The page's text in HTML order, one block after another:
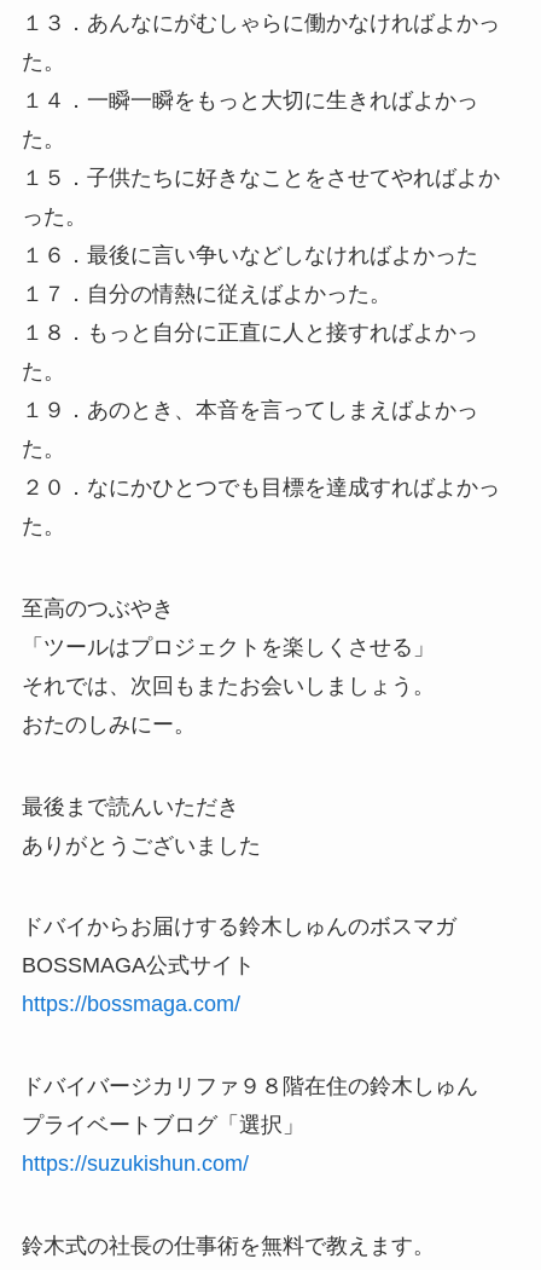
１３．あんなにがむしゃらに働かなければよかっ
た。
１４．一瞬一瞬をもっと大切に生きればよかっ
た。
１５．子供たちに好きなことをさせてやればよか
った。
１６．最後に言い争いなどしなければよかった
１７．自分の情熱に従えばよかった。
１８．もっと自分に正直に人と接すればよかっ
た。
１９．あのとき、本音を言ってしまえばよかっ
た。
２０．なにかひとつでも目標を達成すればよかっ
た。
至高のつぶやき
「ツールはプロジェクトを楽しくさせる」
それでは、次回もまたお会いしましょう。
おたのしみにー。
最後まで読んいただき
ありがとうございました
ドバイからお届けする鈴木しゅんのボスマガ
BOSSMAGA公式サイト
https://bossmaga.com/
ドバイバージカリファ９８階在住の鈴木しゅん
プライベートブログ「選択」
https://suzukishun.com/
鈴木式の社長の仕事術を無料で教えます。